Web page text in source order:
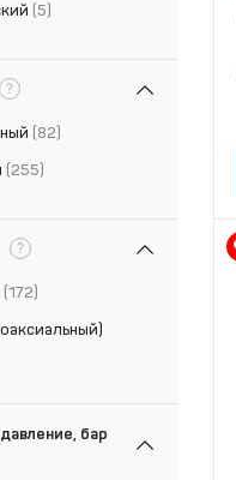
(5)
?
(82)
(255)
?
(172)
бар